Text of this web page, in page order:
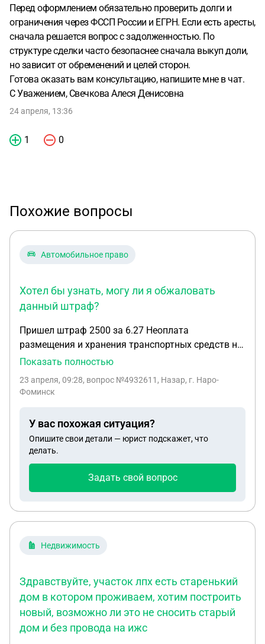
Перед оформлением обязательно проверить долги и
ограничения через ФССП России и ЕГРН. Если есть аресты,
сначала решается вопрос с задолженностью. По
структуре сделки часто безопаснее сначала выкуп доли,
но зависит от обременений и целей сторон.
Готова оказать вам консультацию, напишите мне в чат.
С Уважением, Свечкова Алеся Денисовна
24 апреля, 13:36
1 0
Похожие вопросы
Автомобильное право
Хотел бы узнать, могу ли я обжаловать
данный штраф?
Пришел штраф 2500 за 6.27 Неоплата
размещения и хранения транспортных средств на
площадках автостоянок Московской области.
штраф? Знак платной парковки только с одной
парковки, но издалека ее не увидеть. До этого
часто там парковался, не знал, что платная.
Показать полностью
23 апреля, 09:28, вопрос №4932611, Назар, г. Наро-
Фоминск
У вас похожая ситуация?
Опишите свои детали — юрист подскажет, что
делать.
Задать свой вопрос
Недвижимость
Здравствуйте, участок лпх есть старенький
дом в котором проживаем, хотим построить
новый, возможно ли это не сносить старый
дом и без провода на ижс